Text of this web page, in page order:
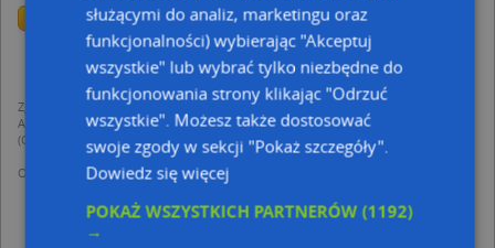
Wstaw tę mapkę na swoją stronę
Kreatorze map Targeo
Przejdź na dużą mapę
Przejdź na dużą mapę
Poznaj sposób na uporządkowanie bazy danych
adresowych
Zgodnie z Rozporządzeniem PE i Rady (UE) o Ochronie Danych Osobowych
Administratorem (RODO), administratorem danych jest AutoMapa sp. z o.o.
(Operator) z siedzibą w Warszawie przy ulicy Domaniewskiej 37.
Operator przetwarza dane osobowe w celu:
dodania ich do bazy Targeo oraz publikacji w wyszukiwarce firm i na
mapach (art. 6 ust. 1 lit. f RODO)
udostępniania danych o firmach partnerom biznesowym operatora (art.
6 ust. 1 lit. f RODO)
służącymi do analiz, marketingu oraz
funkcjonalności) wybierając "Akceptuj
wszystkie" lub wybrać tylko niezbędne do
funkcjonowania strony klikając "Odrzuć
wszystkie". Możesz także dostosować
swoje zgody w sekcji "Pokaż szczegóły".
Dowiedz się więcej
POKAŻ WSZYSTKICH PARTNERÓW(1192)
→